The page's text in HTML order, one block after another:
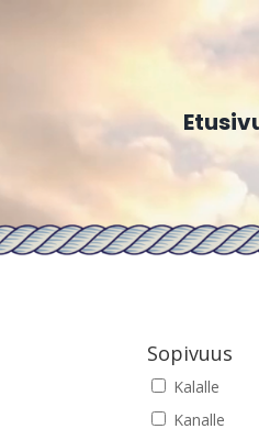
Sopivuus
Kalalle
Kanalle